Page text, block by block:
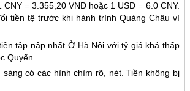
= 3.355,20 VNĐ hoặc 1 USD = 6.0 CNY.
tiền tệ trước khi hành trình Quảng Châu vì
tập nập nhất Ở Hà Nội với tỷ giá khá thấp
Quyến.
có các hình chìm rõ, nét. Tiền không bị